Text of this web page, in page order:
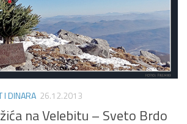
I DINARA 26.12.2013
na Velebitu – Sveto Brdo